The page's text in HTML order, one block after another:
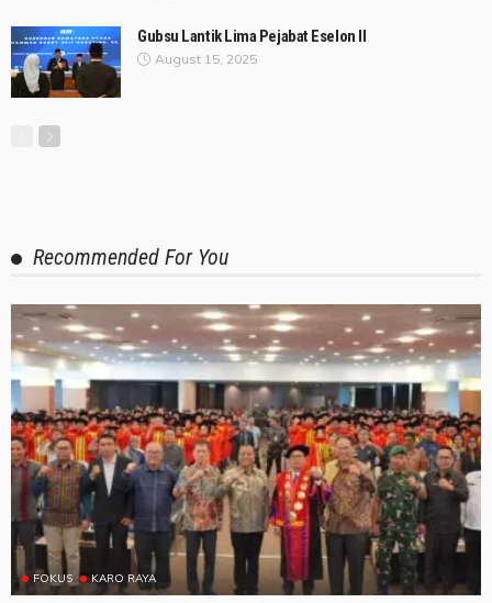
Gubsu Lantik Lima Pejabat Eselon II
August 15, 2025
Recommended For You
FOKUS KARO RAYA